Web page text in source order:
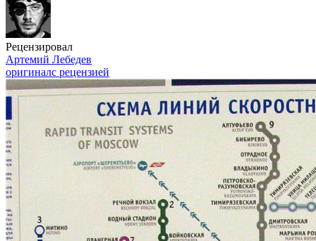
Рецензировал
Артемий Лебедев
оригиналс рецензией